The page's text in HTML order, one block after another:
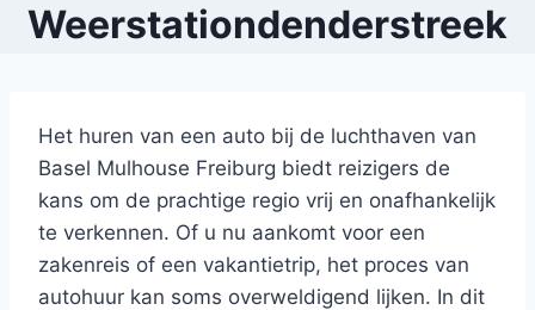
Weerstationdenderstreek
Het huren van een auto bij de luchthaven van
Basel Mulhouse Freiburg biedt reizigers de
kans om de prachtige regio vrij en onafhankelijk
te verkennen. Of u nu aankomt voor een
zakenreis of een vakantietrip, het proces van
autohuur kan soms overweldigend lijken. In dit